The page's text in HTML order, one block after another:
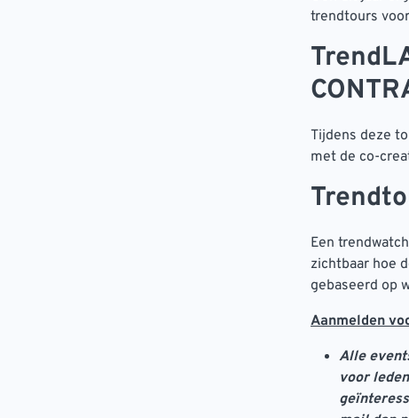
trendtours
Tijdens deze
met de co-
Een
zichtbaar hoe
gebaseerd op
Aanmelden
Alle
voor